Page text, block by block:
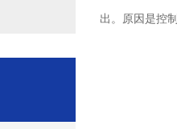
出。原因是控